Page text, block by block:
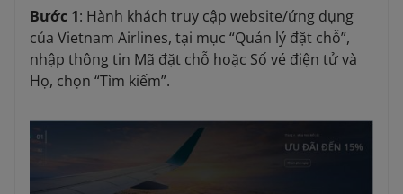
Bước 1: Hành khách truy cập website/ứng dụng
của Vietnam Airlines, tại mục “Quản lý đặt chỗ”,
nhập thông tin Mã đặt chỗ hoặc Số vé điện tử và
Họ, chọn “Tìm kiếm”.